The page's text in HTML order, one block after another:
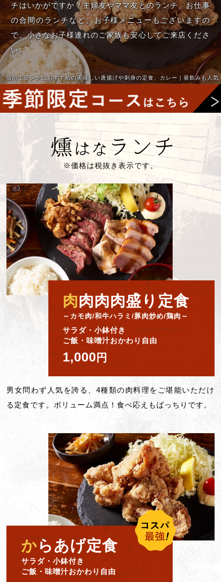
仙川でランチにおすすめの美味しい唐揚げや刺身の定食、カレー｜昼飲みも人気
チはいかがですか？主婦友やママ友とのランチ、お仕事
の合間のランチなど。お子様メニューもございますの
で、小さなお子様連れのご家族も安心してご来店くださ
い。
※価格は税抜き表示です。
肉肉肉肉盛り定食
～カモ肉/和牛ハラミ/豚肉炒め/鶏肉～
サラダ・小鉢付き
ご飯・味噌汁おかわり自由
1,000 円
男女問わず人気を誇る、4種類の肉料理をご堪能いただけ
る定食です。ボリューム満点！食べ応えもばっちりです。
からあげ定食
サラダ・小鉢付き
ご飯・味噌汁おかわり自由